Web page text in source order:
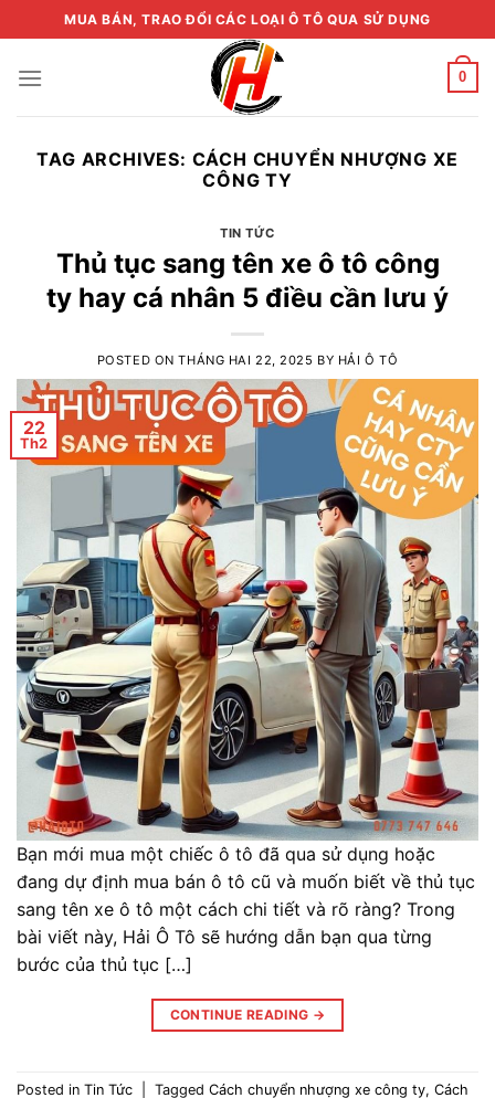
to
content
MUA BÁN, TRAO ĐỔI CÁC LOẠI Ô TÔ QUA SỬ DỤNG
0
TAG ARCHIVES: CÁCH CHUYỂN NHƯỢNG XE
CÔNG TY
TIN TỨC
Thủ tục sang tên xe ô tô công
ty hay cá nhân 5 điều cần lưu ý
POSTED ONTHÁNG HAI 22, 2025 BY HẢI Ô TÔ
22
Th2
Bạn mới mua một chiếc ô tô đã qua sử dụng hoặc
đang dự định mua bán ô tô cũ và muốn biết về thủ tục
sang tên xe ô tô một cách chi tiết và rõ ràng? Trong
bài viết này, Hải Ô Tô sẽ hướng dẫn bạn qua từng
bước của thủ tục […]
CONTINUE READING →
Posted in Tin Tức Tagged Cách chuyển nhượng xe công ty, Cách